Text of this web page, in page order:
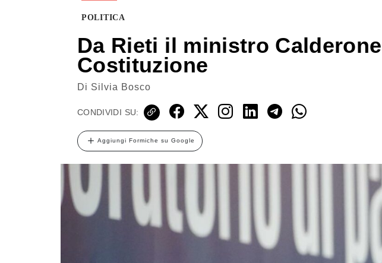
POLITICA
Da Rieti il ministro
Costituzione
Di Silvia Bosco
CONDIVIDI SU:
Aggiungi Formiche su Google